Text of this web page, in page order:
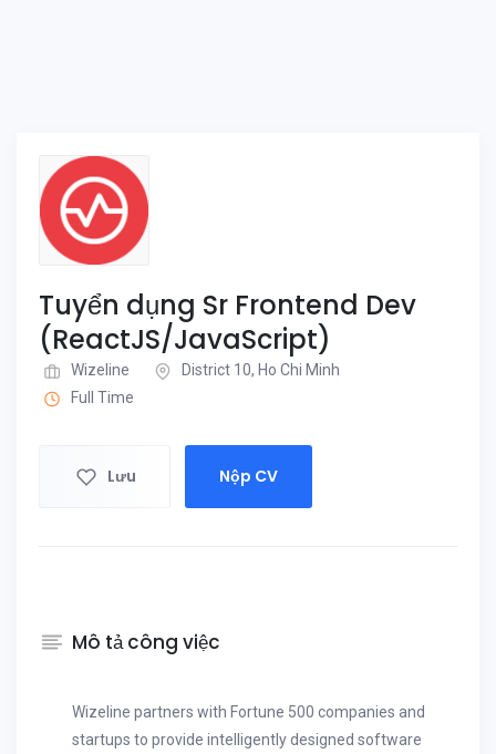
Tuyển dụng Sr Frontend Dev
(ReactJS/JavaScript)
Wizeline
District 10, Ho Chi Minh
Full Time
Lưu Nộp CV
Mô tả công việc
Wizeline partners with Fortune 500 companies and
startups to provide intelligently designed software